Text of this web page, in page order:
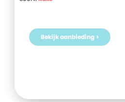
Bekijk aanbieding >